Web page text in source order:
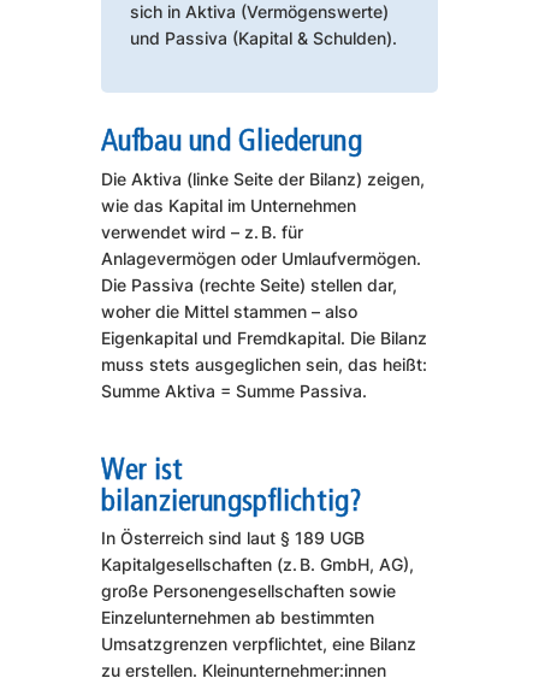
sich in Aktiva (Vermögenswerte)
und Passiva (Kapital & Schulden).
Aufbau und Gliederung
Die Aktiva (linke Seite der Bilanz) zeigen,
wie das Kapital im Unternehmen
verwendet wird – z. B. für
Anlagevermögen oder Umlaufvermögen.
Die Passiva (rechte Seite) stellen dar,
woher die Mittel stammen – also
Eigenkapital und Fremdkapital. Die Bilanz
muss stets ausgeglichen sein, das heißt:
Summe Aktiva = Summe Passiva.
Wer ist
bilanzierungspflichtig?
In Österreich sind laut § 189 UGB
Kapitalgesellschaften (z. B. GmbH, AG),
große Personengesellschaften sowie
Einzelunternehmen ab bestimmten
Umsatzgrenzen verpflichtet, eine Bilanz
zu erstellen. Kleinunternehmer:innen